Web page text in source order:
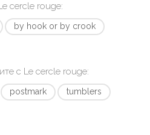
cercle rouge:
by hook or by crook
с Le cercle rouge:
postmark
tumblers